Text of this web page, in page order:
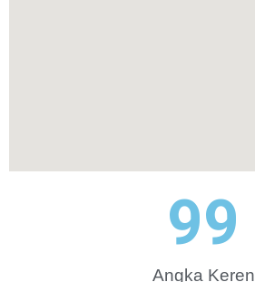
Angka Keren
100